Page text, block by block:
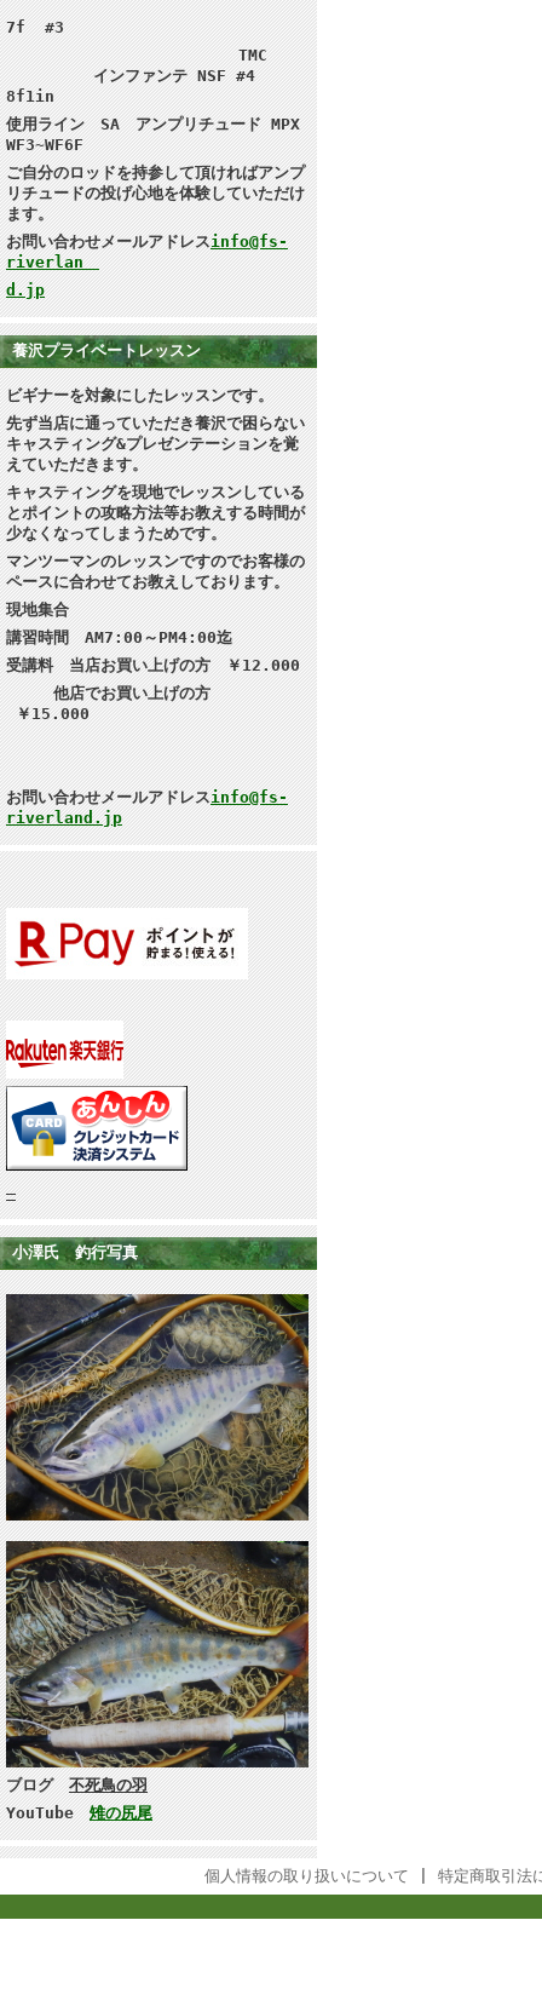
7f #3
TMC
インファンテ NSF #4
8f1in
使用ライン SA アンプリチュード MPX
WF3~WF6F
ご自分のロッドを持参して頂ければアンプ
リチュードの投げ心地を体験していただけ
ます。
お問い合わせメールアドレスinfo@fs-
riverlan
d.jp
養沢プライベートレッスン
ビギナーを対象にしたレッスンです。
先ず当店に通っていただき養沢で困らない
キャスティング&プレゼンテーションを覚
えていただきます。
キャスティングを現地でレッスンしている
とポイントの攻略方法等お教えする時間が
少なくなってしまうためです。
マンツーマンのレッスンですのでお客様の
ペースに合わせてお教えしております。
現地集合
講習時間 AM7:00～PM4:00迄
受講料 当店お買い上げの方 ￥12.000
他店でお買い上げの方
￥15.000
お問い合わせメールアドレスinfo@fs-
riverland.jp
小澤氏 釣行写真
ブログ
不死鳥の羽
YouTube 雉の尻尾
個人情報の取り扱いについて 特定商取引法